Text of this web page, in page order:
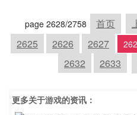
page 2628/2758 首页
2625
2626 2627
2632
2633
更多关于游戏的资讯：